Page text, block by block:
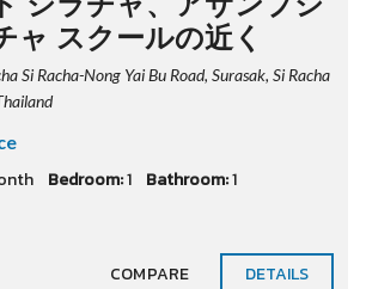
ャ スクールの近く
Si Racha-Nong Yai Bu Road, Surasak, Si Racha
Bedroom:1 Bathroom:1
COMPARE DETAILS